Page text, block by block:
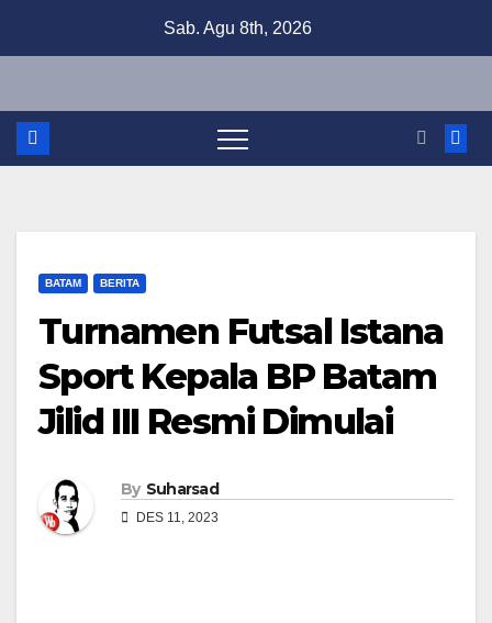
Sab. Agu 8th, 2026
BATAM BERITA
Turnamen Futsal Istana
Sport Kepala BP Batam
Jilid III Resmi Dimulai
By Suharsad
DES 11, 2023